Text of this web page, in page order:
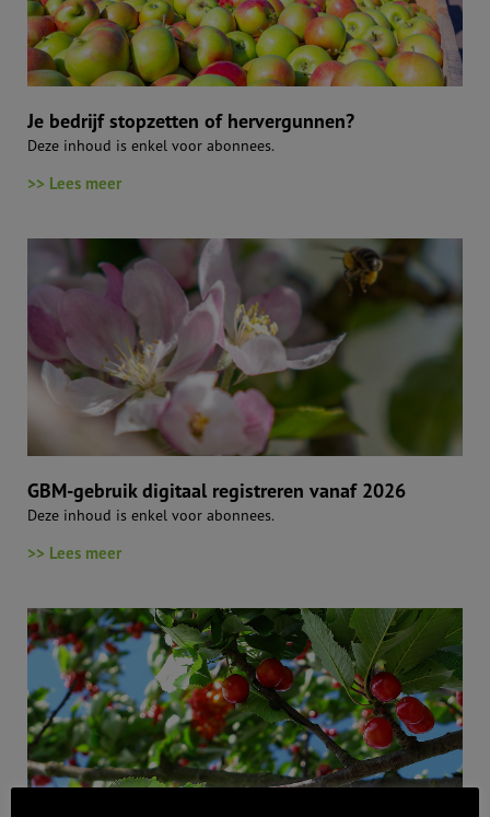
Je bedrijf stopzetten of hervergunnen?
Deze inhoud is enkel voor abonnees.
>> Lees meer
GBM-gebruik digitaal registreren vanaf 2026
Deze inhoud is enkel voor abonnees.
>> Lees meer